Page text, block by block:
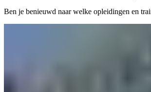
Ben je benieuwd naar welke opleidingen en